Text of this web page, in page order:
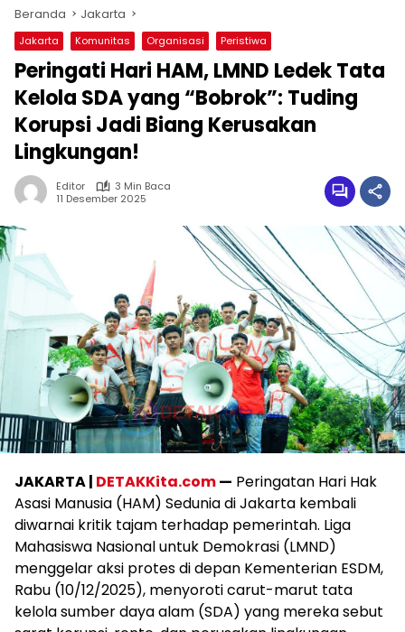
Beranda Jakarta
Jakarta Komunitas Organisasi Peristiwa
Peringati Hari HAM, LMND Ledek Tata
Kelola SDA yang “Bobrok”: Tuding
Korupsi Jadi Biang Kerusakan
Lingkungan!
Editor
3 Min Baca
11 Desember 2025
JAKARTA | DETAKKita.com— Peringatan Hari Hak
Asasi Manusia (HAM) Sedunia di Jakarta kembali
diwarnai kritik tajam terhadap pemerintah. Liga
Mahasiswa Nasional untuk Demokrasi (LMND)
menggelar aksi protes di depan Kementerian ESDM,
Rabu (10/12/2025), menyoroti carut-marut tata
kelola sumber daya alam (SDA) yang mereka sebut